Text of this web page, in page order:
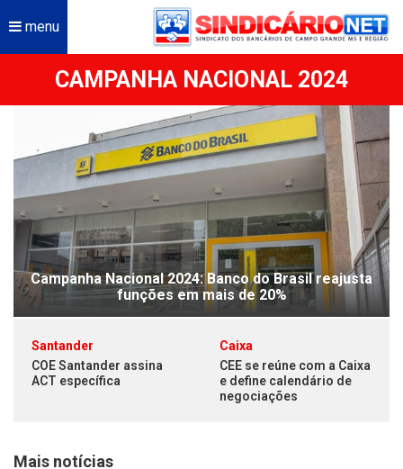
menu
CAMPANHA NACIONAL 2024
Campanha Nacional 2024: Banco do Brasil reajusta
funções em mais de 20%
Santander
COE Santander assina
ACT específica
Caixa
CEE se reúne com a Caixa
e define calendário de
negociações
Mais notícias